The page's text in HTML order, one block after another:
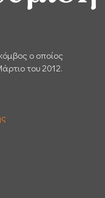
ο οποίος
του 2012.